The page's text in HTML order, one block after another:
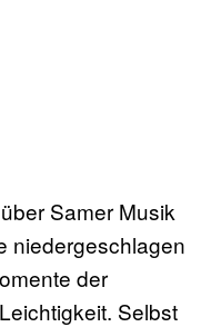
Samer Musik
niedergeschlagen
der
Selbst